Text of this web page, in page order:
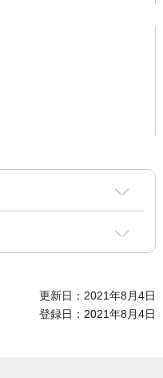
更新日：2021年8月4日
登録日：2021年8月4日